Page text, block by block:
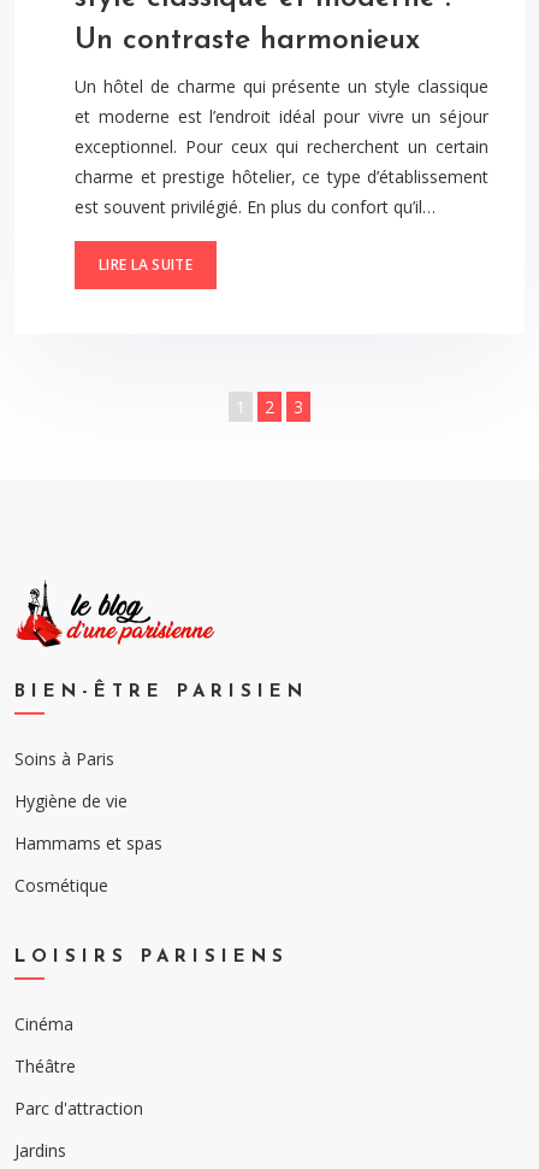
Un contraste harmonieux
Un hôtel de charme qui présente un style classique
et moderne est l’endroit idéal pour vivre un séjour
exceptionnel. Pour ceux qui recherchent un certain
charme et prestige hôtelier, ce type d’établissement
est souvent privilégié. En plus du confort qu’il…
LIRE LA SUITE
1 2 3
BIEN-ÊTRE PARISIEN
Soins à Paris
Hygiène de vie
Hammams et spas
Cosmétique
LOISIRS PARISIENS
Cinéma
Théâtre
Parc d'attraction
Jardins